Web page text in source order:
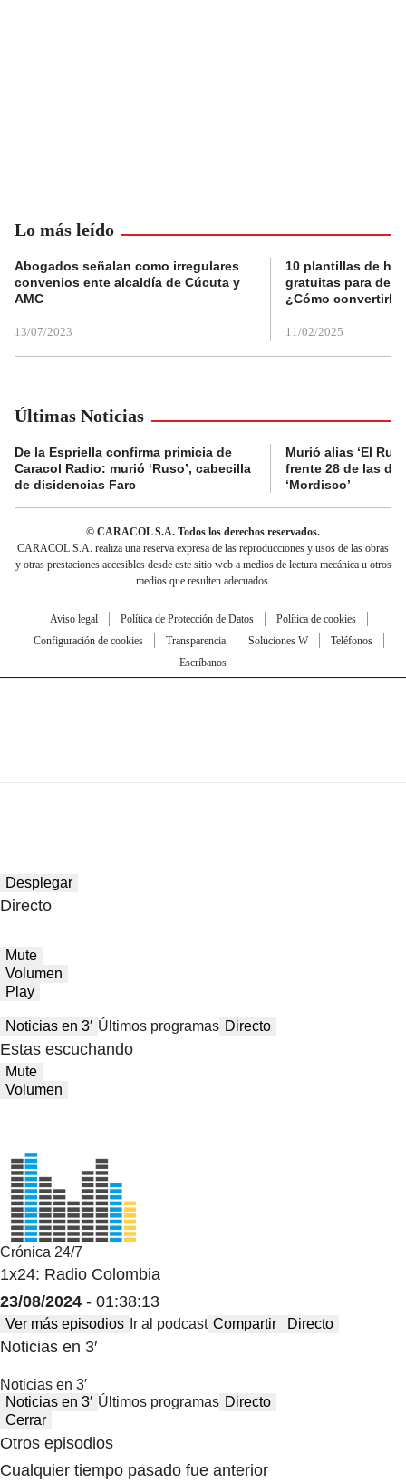
Lo más leído
Abogados señalan como irregulares
convenios ente alcaldía de Cúcuta y
AMC
13/07/2023
10 plantillas de
gratuitas para
¿Cómo convertirla
11/02/2025
Últimas Noticias
De la Espriella confirma primicia de
Caracol Radio: murió ‘Ruso’, cabecilla
de disidencias Farc
Murió alias ‘El
frente 28 de las
‘Mordisco’
© CARACOL S.A. Todos los derechos reservados.
CARACOL S.A. realiza una reserva expresa de las reproducciones y usos de las obras
y otras prestaciones accesibles desde este sitio web a medios de lectura mecánica u otros
medios que resulten adecuados.
Aviso legal Política de Protección de Datos
Política de cookies
Configuración de cookies
Transparencia Soluciones W
Teléfonos
Escríbanos
Desplegar
Directo
Mute
Volumen
Play
Noticias en 3′ Últimos programas Directo
Estas escuchando
Mute
Volumen
Crónica 24/7
1x24: Radio Colombia
23/08/2024 - 01:38:13
Ver más episodios Ir al podcast Compartir Directo
Noticias en 3′
Noticias en 3′
Noticias en 3′ Últimos programas Directo
Cerrar
Otros episodios
Cualquier tiempo pasado fue anterior